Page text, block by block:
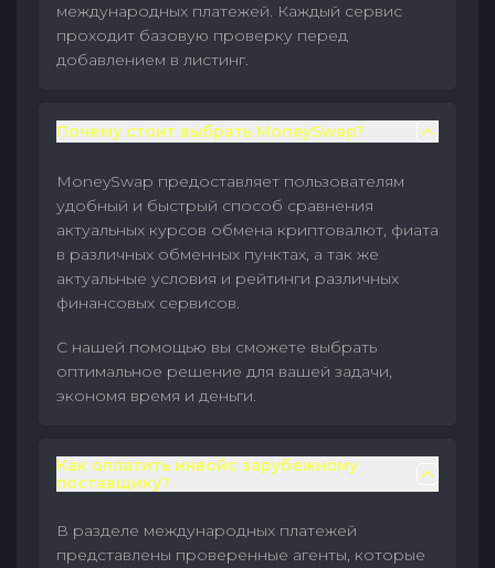
международных платежей. Каждый сервис
проходит базовую проверку перед
добавлением в листинг.
Почему стоит выбрать MoneySwap?
MoneySwap предоставляет пользователям
удобный и быстрый способ сравнения
актуальных курсов обмена криптовалют, фиата
в различных обменных пунктах, а так же
актуальные условия и рейтинги различных
финансовых сервисов.
С нашей помощью вы сможете выбрать
оптимальное решение для вашей задачи,
экономя время и деньги.
Как оплатить инвойс зарубежному
поставщику?
В разделе международных платежей
представлены проверенные агенты, которые